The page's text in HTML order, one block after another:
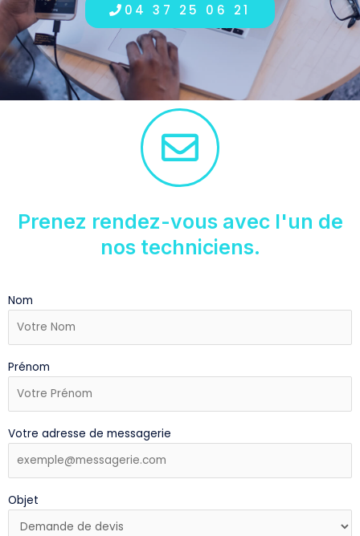
04 37 25 06 21
Prenez rendez-vous avec l'un de
nos techniciens.
Nom
Prénom
Votre adresse de messagerie
Objet